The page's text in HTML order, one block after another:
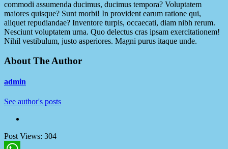
commodi assumenda ducimus, ducimus tempora? Voluptatem
maiores quisque? Sunt morbi! In provident earum ratione qui,
aliquet repudiandae? Inventore turpis, occaecati, diam nibh rerum.
Nesciunt voluptatem urna. Quo delectus cras ipsam exercitationem!
Nihil vestibulum, justo asperiores. Magni purus itaque unde.
About The Author
admin
See author's posts
Post Views: 304